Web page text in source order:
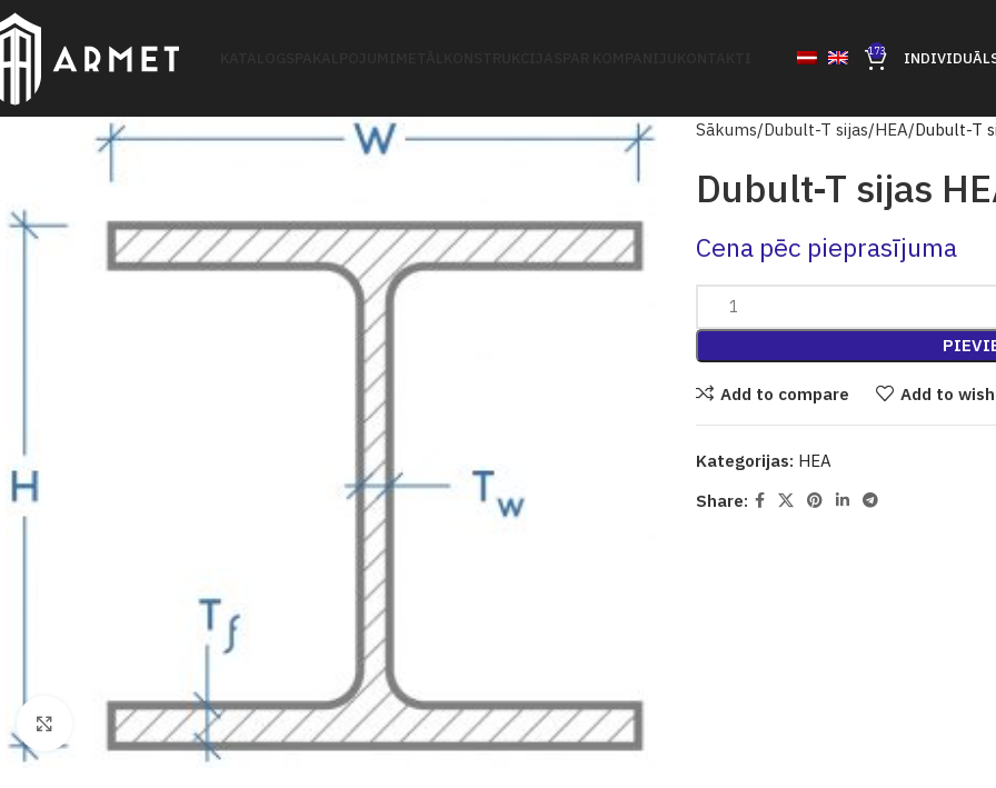
173
Click to enlarge
Sākums Dubult-T sijas HEA Dubult-T
Dubult-T sijas
Cena pēc pieprasījuma
Add to compare Add to
Kategorijas: HEA
Share: